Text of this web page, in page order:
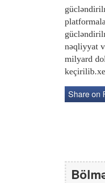
nəqliyyat
milyard
Share on